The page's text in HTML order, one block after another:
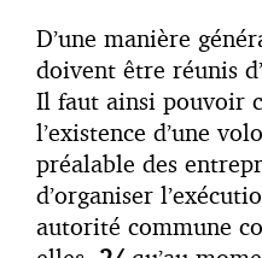
D’une manière
doivent être réunis
Il faut ainsi pouvoir
l’existence d’une
préalable des
d’organiser
autorité commune